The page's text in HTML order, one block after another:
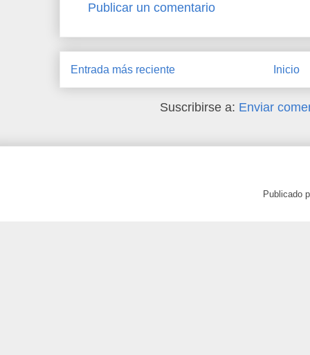
Publicar un comentario
Entrada más reciente Inicio
Suscribirse a: Enviar
Publicado